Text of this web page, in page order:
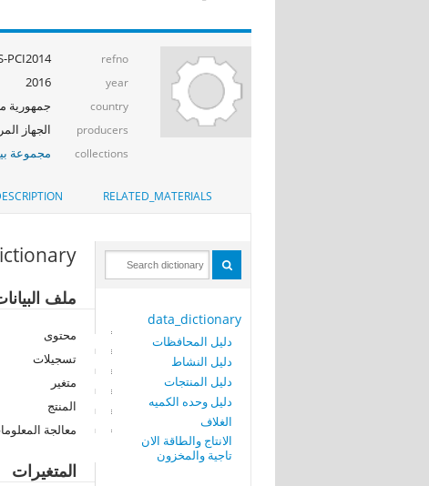
refno
PCI2014
year
2016
country جمهورية
producers الجهاز
collections مجموعة
RELATED_MATERIALS
data_dictionary
دليل المحافظات
دليل النشاط
دليل المنتجات
دليل وحده الكميه
الغلاف
الانتاج والطاقة الان
تاجية والمخزون
ملف
محتوى
تسجيلات
متغير
المنتج
معالجة
المتغيرات